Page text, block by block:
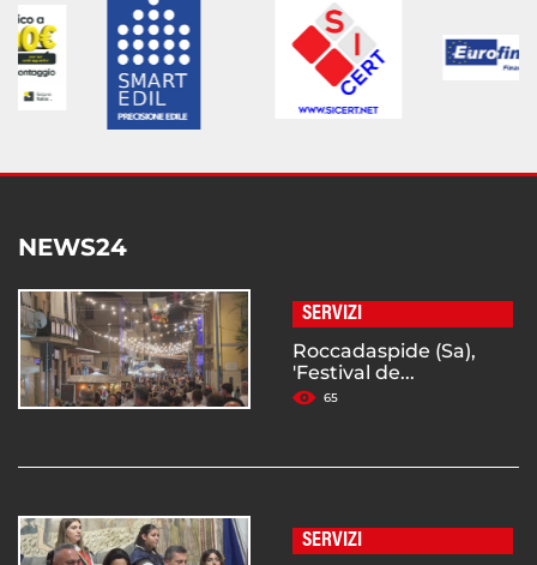
NEWS24
SERVIZI
Roccadaspide (Sa),
'Festival de...
65
SERVIZI